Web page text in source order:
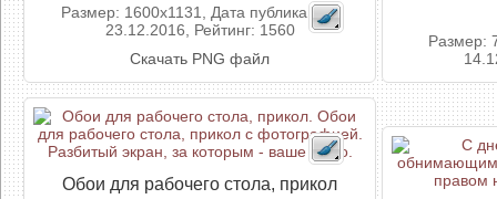
Размер: 1600x1131, Дата публикации:
23.12.2016, Рейтинг: 1560
Скачать PNG файл
Размер:
Обои для рабочего стола, прикол